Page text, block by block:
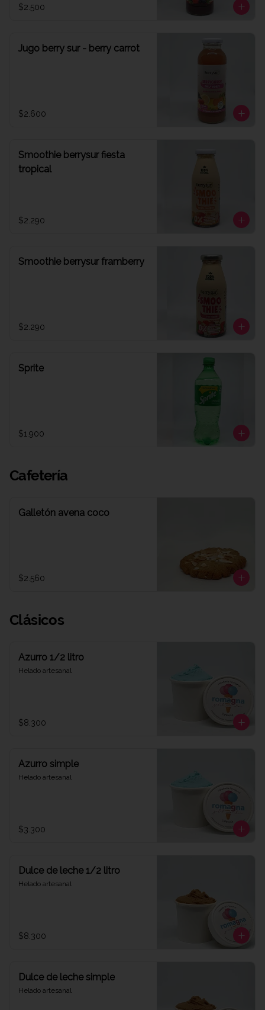
$2.500
Jugo berry sur - berry carrot
$2.600
Smoothie berrysur fiesta
tropical
$2.290
Smoothie berrysur framberry
$2.290
Sprite
$1.900
Cafetería
Galletón avena coco
$2.560
Clásicos
Azurro 1/2 litro
Helado artesanal
$8.300
Azurro simple
Helado artesanal
$3.300
Dulce de leche 1/2 litro
Helado artesanal
$8.300
Dulce de leche simple
Helado artesanal